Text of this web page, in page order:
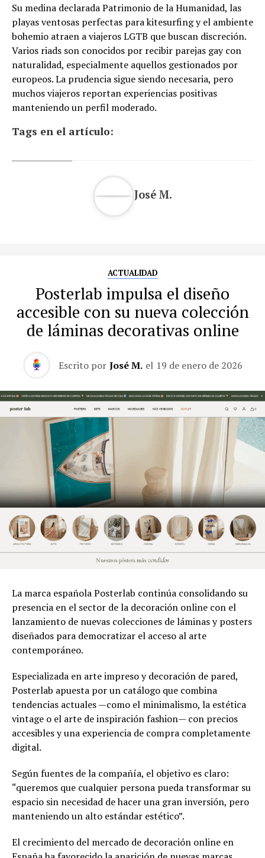
Su medina declarada Patrimonio de la Humanidad, las
playas ventosas perfectas para kitesurfing y el ambiente
bohemio atraen a viajeros LGTB que buscan discreción.
Varios riads son conocidos por recibir parejas gay con
naturalidad, especialmente aquellos gestionados por
europeos. La prudencia sigue siendo necesaria, pero
muchos viajeros reportan experiencias positivas
manteniendo un perfil moderado.
Tags en el artículo:
José M.
ACTUALIDAD
Posterlab impulsa el diseño
accesible con su nueva colección
de láminas decorativas online
Escrito por José M. el 19 de enero de 2026
La marca española Posterlab continúa consolidando su
presencia en el sector de la decoración online con el
lanzamiento de nuevas colecciones de láminas y posters
diseñados para democratizar el acceso al arte
contemporáneo.
Especializada en arte impreso y decoración de pared,
Posterlab apuesta por un catálogo que combina
tendencias actuales —como el minimalismo, la estética
vintage o el arte de inspiración fashion— con precios
accesibles y una experiencia de compra completamente
digital.
Según fuentes de la compañía, el objetivo es claro:
“queremos que cualquier persona pueda transformar su
espacio sin necesidad de hacer una gran inversión, pero
manteniendo un alto estándar estético”.
El crecimiento del mercado de decoración online en